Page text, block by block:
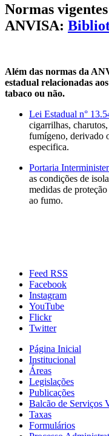
Normas
ANVISA:
Além das normas da
estadual relacionadas
tabaco ou não.
Lei Estadual n°
cigarrilhas,
fumígeno, derivado
especifica.
Portaria
as condições de
medidas de
ao fumo.
Feed RSS
Facebook
Instagram
YouTube
Flickr
Twitter
Página Inicial
Institucional
Áreas
Legislações
Publicações
Balcão de Serviços
Taxas
Formulários